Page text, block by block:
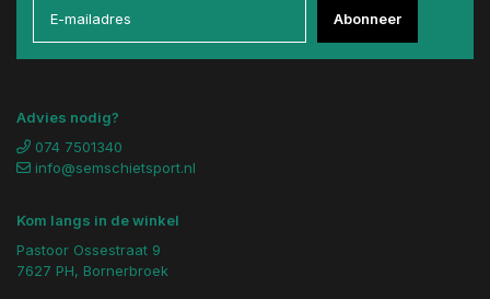
Abonneer
Advies nodig?
074 7501340
info@semschietsport.nl
Kom langs in de winkel
Pastoor Ossestraat 9
7627 PH, Bornerbroek